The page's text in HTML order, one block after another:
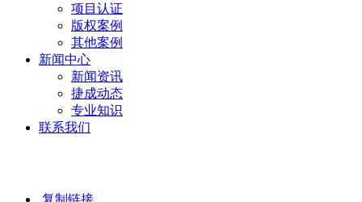
项目认证
版权案例
其他案例
新闻中心
新闻资讯
捷成动态
专业知识
联系我们
复制链接